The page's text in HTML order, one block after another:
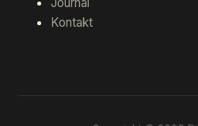
Kontakt